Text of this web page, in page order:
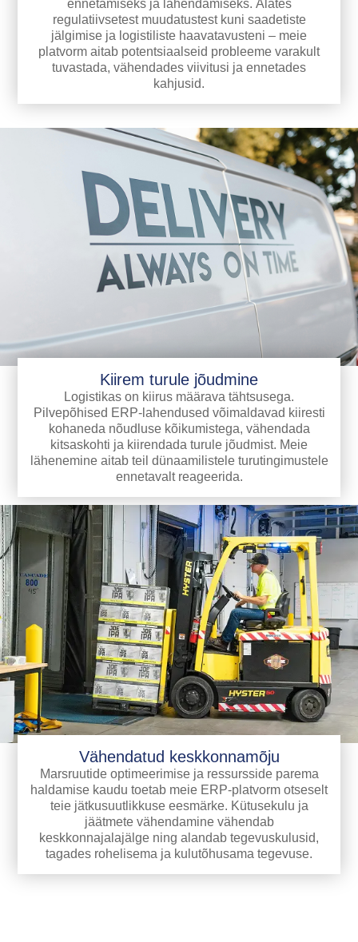
ennetamiseks ja lahendamiseks. Alates
regulatiivsetest muudatustest kuni saadetiste
jälgimise ja logistiliste haavatavusteni – meie
platvorm aitab potentsiaalseid probleeme varakult
tuvastada, vähendades viivitusi ja ennetades
kahjusid.
Kiirem turule jõudmine
Logistikas on kiirus määrava tähtsusega.
Pilvepõhised ERP-lahendused võimaldavad kiiresti
kohaneda nõudluse kõikumistega, vähendada
kitsaskohti ja kiirendada turule jõudmist. Meie
lähenemine aitab teil dünaamilistele turutingimustele
ennetavalt reageerida.
Vähendatud keskkonnamõju
Marsruutide optimeerimise ja ressursside parema
haldamise kaudu toetab meie ERP-platvorm otseselt
teie jätkusuutlikkuse eesmärke. Kütusekulu ja
jäätmete vähendamine vähendab
keskkonnajalajälge ning alandab tegevuskulusid,
tagades rohelisema ja kulutõhusama tegevuse.